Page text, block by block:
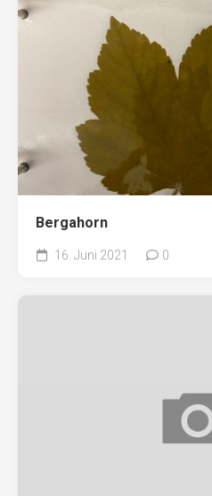
Bergahorn
16. Juni 2021 0